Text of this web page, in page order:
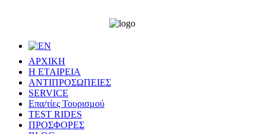
ΑΡΧΙΚΗ
Η ΕΤΑΙΡΕΙΑ
ΑΝΤΙΠΡΟΣΩΠΕΙΕΣ
SERVICE
Επα/τίες Τουρισμού
TEST RIDES
ΠΡΟΣΦΟΡΕΣ